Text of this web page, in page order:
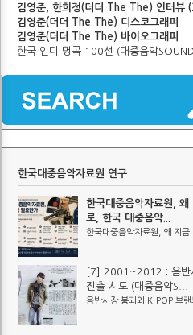
김영준, 한희정(더더 The The) 인터뷰
김영준(더더 The The) 디스코그래피
김영준(더더 The The) 바이오그래피
한국 인디 명곡 100선 (대중음악
한국대중음악자료원 연구
한국대중음악자료원,
로, 한국 대중음악...
한국대중음악자료원, 왜 지금
[7] 2001~2012 : 음반
진출 시도 (대중음악S...
음반시장 붕괴와 K-POP 브랜